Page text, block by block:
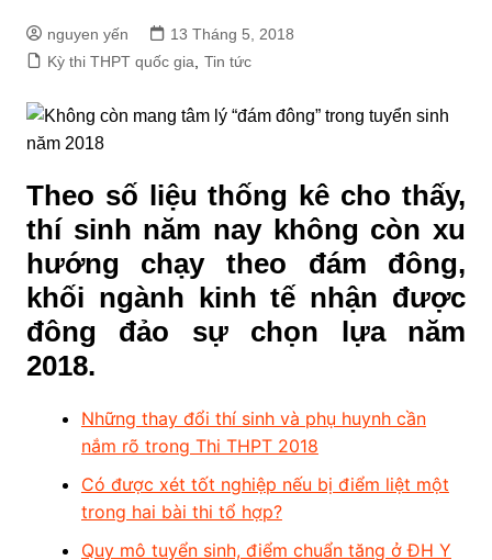
nguyen yến
13 Tháng 5, 2018
Kỳ thi THPT quốc gia
Tin tức
Theo số liệu thống kê cho thấy,
thí sinh năm nay không còn xu
hướng chạy theo đám đông,
khối ngành kinh tế nhận được
đông đảo sự chọn lựa năm
2018.
Những thay đổi thí sinh và phụ huynh cần
nắm rõ trong Thi THPT 2018
Có được xét tốt nghiệp nếu bị điểm liệt một
trong hai bài thi tổ hợp?
Quy mô tuyển sinh, điểm chuẩn tăng ở ĐH Y